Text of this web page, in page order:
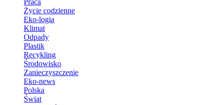
Życie codzienne
Eko-logia
Klimat
Odpady
Plastik
Recykling
Środowisko
Zanieczyszczenie
Eko-news
Polska
Świat